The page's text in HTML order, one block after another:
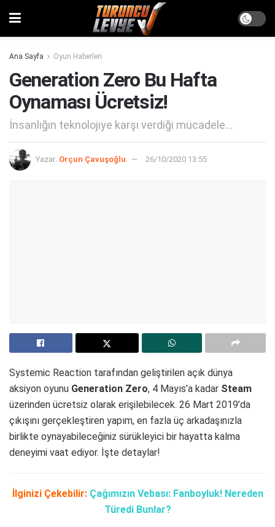
Ana Sayfa Oyun Haberleri
Generation Zero Bu Hafta
Oynaması Ücretsiz!
İnsanlığın teknolojiye karşı verdiği mücadele...
Yazar: Orçun Çavuşoğlu 26/10/2020 13:55
Systemic Reaction tarafından geliştirilen açık dünya
aksiyon oyunu Generation Zero, 4 Mayıs’a kadar Steam
üzerinden ücretsiz olarak erişilebilecek. 26 Mart 2019’da
çıkışını gerçekleştiren yapım, en fazla üç arkadaşınızla
birlikte oynayabileceğiniz sürükleyici bir hayatta kalma
deneyimi vaat ediyor. İşte detaylar!
İlginizi Çekebilir: Çağımızın Vebası: Fanboyluk! Nereden
Türedi Bunlar?